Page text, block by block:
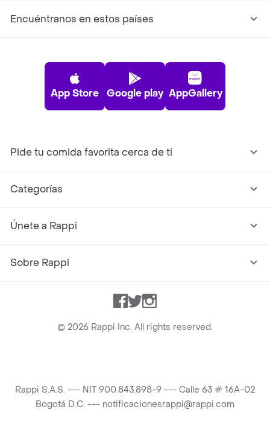
Encuéntranos en estos países
App Store Google play AppGallery
Pide tu comida favorita cerca de ti
Categorías
Únete a Rappi
Sobre Rappi
Facebook
TwitterInstagram
© 2026 Rappi Inc. All rights reserved.
Rappi S.A.S. --- NIT 900.843.898-9 --- Calle 63 # 16A-02
Bogotá D.C. --- notificacionesrappi@rappi.com